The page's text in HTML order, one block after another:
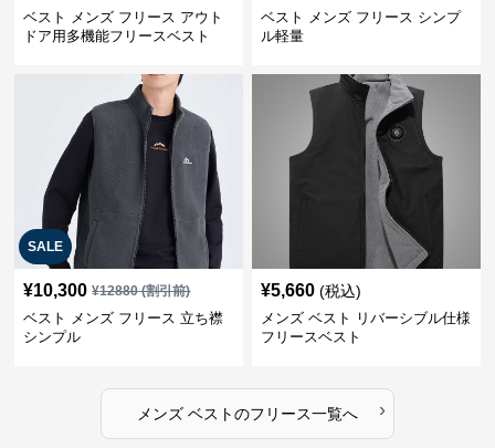
ベスト メンズ フリース アウト
ドア用多機能フリースベスト
ベスト メンズ フリース シンプ
ル軽量
SALE
¥10,300 ¥12880(割引前)
ベスト メンズ フリース 立ち襟
シンプル
¥5,660 (税込)
メンズ ベスト リバーシブル仕様
フリースベスト
メンズ ベストのフリース一覧へ ›